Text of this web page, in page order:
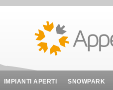
IMPIANTI APERTI SNOWPARK